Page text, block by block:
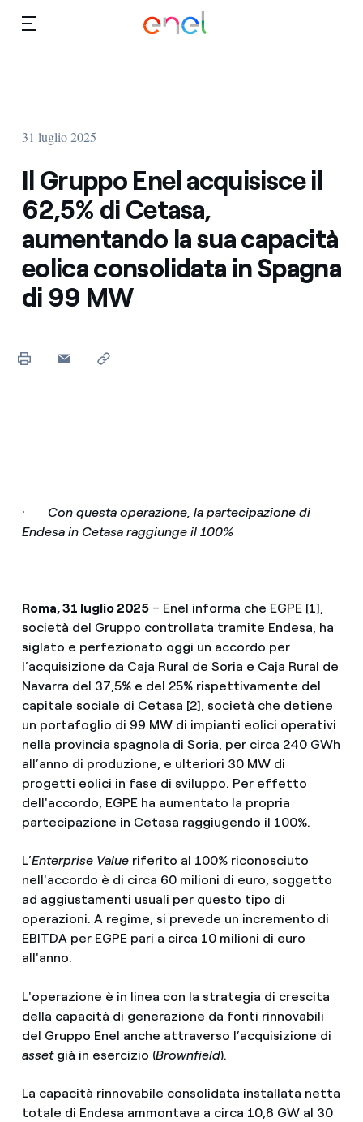
31 luglio 2025
Il Gruppo Enel acquisisce il
62,5% di Cetasa,
aumentando la sua capacità
eolica consolidata in Spagna
di 99 MW
· Con questa operazione, la partecipazione di
Endesa in Cetasa raggiunge il 100%
Roma, 31 luglio 2025 – Enel informa che EGPE [1],
società del Gruppo controllata tramite Endesa, ha
siglato e perfezionato oggi un accordo per
l’acquisizione da Caja Rural de Soria e Caja Rural de
Navarra del 37,5% e del 25% rispettivamente del
capitale sociale di Cetasa [2], società che detiene
un portafoglio di 99 MW di impianti eolici operativi
nella provincia spagnola di Soria, per circa 240 GWh
all’anno di produzione, e ulteriori 30 MW di
progetti eolici in fase di sviluppo. Per effetto
dell'accordo, EGPE ha aumentato la propria
partecipazione in Cetasa raggiugendo il 100%.
L’Enterprise Value riferito al 100% riconosciuto
nell'accordo è di circa 60 milioni di euro, soggetto
ad aggiustamenti usuali per questo tipo di
operazioni. A regime, si prevede un incremento di
EBITDA per EGPE pari a circa 10 milioni di euro
all'anno.
L'operazione è in linea con la strategia di crescita
della capacità di generazione da fonti rinnovabili
del Gruppo Enel anche attraverso l’acquisizione di
assetgià in esercizio (Brownfield).
La capacità rinnovabile consolidata installata netta
totale di Endesa ammontava a circa 10,8 GW al 30